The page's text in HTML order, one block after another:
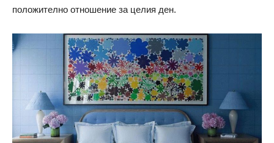
положително отношение за целия ден.